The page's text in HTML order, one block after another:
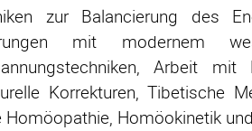
zur Balancierung des
mit modernem
Arbeit
Korrekturen, Tibetische
Homöopathie, Homöokinetik